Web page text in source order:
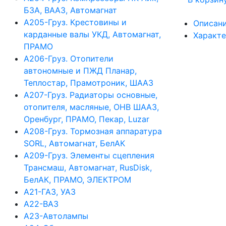
БЗА, ВААЗ, Автомагнат
А205-Груз. Крестовины и
карданные валы УКД, Автомагнат,
ПРАМО
А206-Груз. Отопители
автономные и ПЖД Планар,
Теплостар, Прамотроник, ШААЗ
А207-Груз. Радиаторы основные,
отопителя, масляные, ОНВ ШААЗ,
Оренбург, ПРАМО, Пекар, Luzar
А208-Груз. Тормозная аппаратура
SORL, Автомагнат, БелАК
А209-Груз. Элементы сцепления
Трансмаш, Автомагнат, RusDisk,
БелАК, ПРАМО, ЭЛЕКТРОМ
А21-ГАЗ, УАЗ
А22-ВАЗ
А23-Автолампы